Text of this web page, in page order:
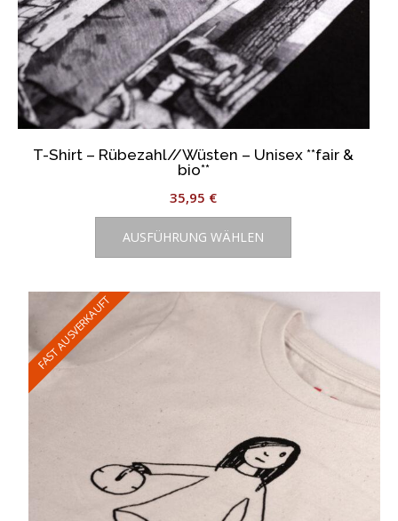
T-Shirt – Rübezahl//Wüsten – Unisex **fair &
bio**
35,95 €
AUSFÜHRUNG WÄHLEN
Dieses
weist
auf.
Die
Optionen
können
auf
Produktseite
gewählt
FAST AUSVERKAUFT